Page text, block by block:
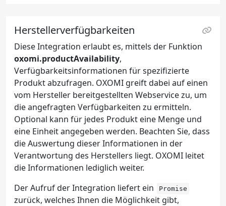
Herstellerverfügbarkeiten
Diese Integration erlaubt es, mittels der Funktion
oxomi.productAvailability,
Verfügbarkeitsinformationen für spezifizierte
Produkt abzufragen. OXOMI greift dabei auf einen
vom Hersteller bereitgestellten Webservice zu, um
die angefragten Verfügbarkeiten zu ermitteln.
Optional kann für jedes Produkt eine Menge und
eine Einheit angegeben werden. Beachten Sie, dass
die Auswertung dieser Informationen in der
Verantwortung des Herstellers liegt. OXOMI leitet
die Informationen lediglich weiter.
Der Aufruf der Integration liefert ein
Promise
zurück, welches Ihnen die Möglichkeit gibt,